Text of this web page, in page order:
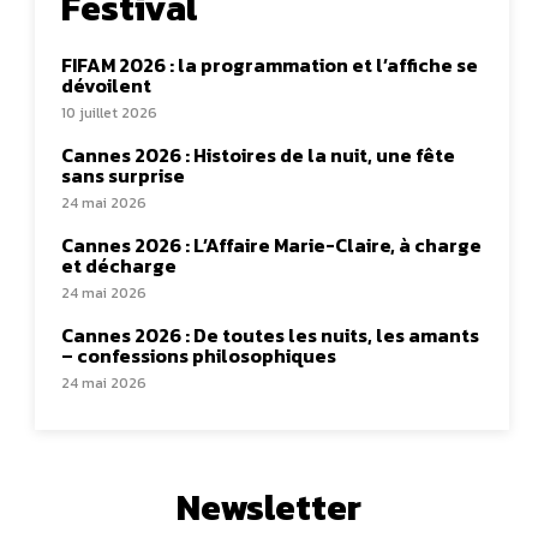
FIFAM 2026 : la programmation et l’affiche se
dévoilent
10 juillet 2026
Cannes 2026 : Histoires de la nuit, une fête
sans surprise
24 mai 2026
Cannes 2026 : L’Affaire Marie-Claire, à charge
et décharge
24 mai 2026
Cannes 2026 : De toutes les nuits, les amants
– confessions philosophiques
24 mai 2026
Newsletter